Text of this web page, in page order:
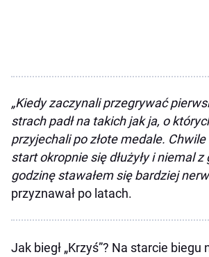
„Kiedy zaczynali przegrywać
strach padł na takich jak ja, o
przyjechali po złote medale.
start okropnie się dłużyły i niemal z
godzinę stawałem się bardziej
przyznawał po latach.
Jak biegł „Krzyś”? Na starcie